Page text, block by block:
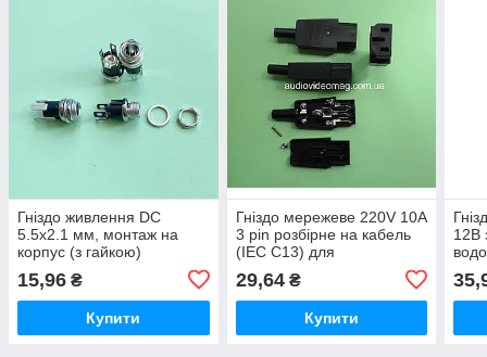
Гніздо живлення DC
5.5x2.1 мм, монтаж на
корпус (з гайкою)
15,96 ₴
Купити
Гніздо мережеве 220V 10A
3 pin розбірне на кабель
(IEC C13) для
29,64₴
Купити
12В